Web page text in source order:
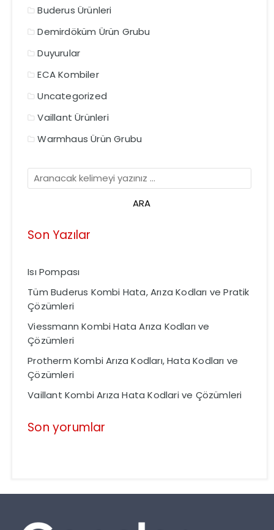
Buderus Ürünleri
Demirdöküm Ürün Grubu
Duyurular
ECA Kombiler
Uncategorized
Vaillant Ürünleri
Warmhaus Ürün Grubu
Son Yazılar
Isı Pompası
Tüm Buderus Kombi Hata, Arıza Kodları ve Pratik
Çözümleri
Viessmann Kombi Hata Arıza Kodları ve
Çözümleri
Protherm Kombi Arıza Kodları, Hata Kodları ve
Çözümleri
Vaillant Kombi Arıza Hata Kodlari ve Çözümleri
Son yorumlar